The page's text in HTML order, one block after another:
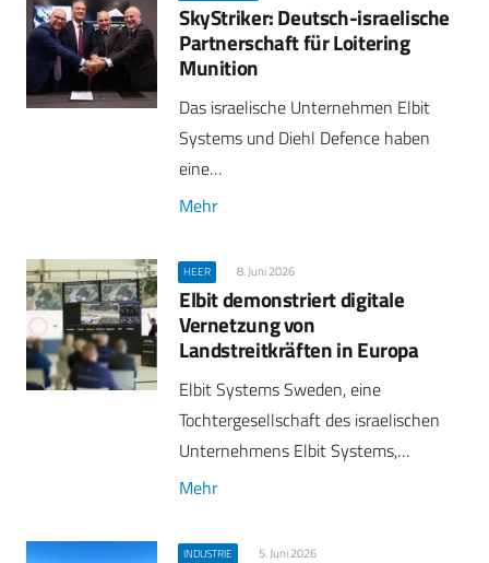
SkyStriker: Deutsch-israelische
Partnerschaft für Loitering
Munition
Das israelische Unternehmen Elbit
Systems und Diehl Defence haben
eine…
Mehr
HEER 8. Juni 2026
Elbit demonstriert digitale
Vernetzung von
Landstreitkräften in Europa
Elbit Systems Sweden, eine
Tochtergesellschaft des israelischen
Unternehmens Elbit Systems,…
Mehr
INDUSTRIE 5. Juni 2026